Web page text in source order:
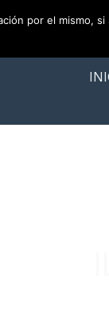
por el mismo,